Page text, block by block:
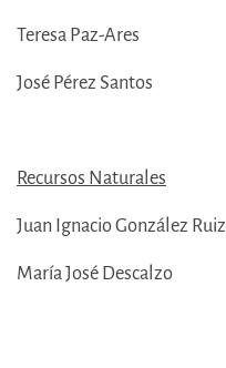
Teresa Paz-Ares
José Pérez Santos
Recursos Naturales
Juan Ignacio González Ruiz
María José Descalzo